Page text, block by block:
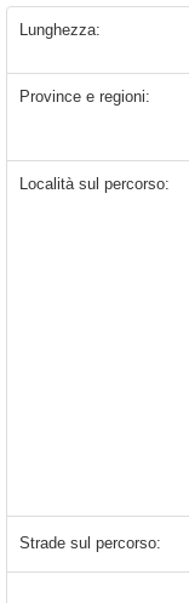
Lunghezza:
Province e regioni:
Località sul percorso:
Strade sul percorso: